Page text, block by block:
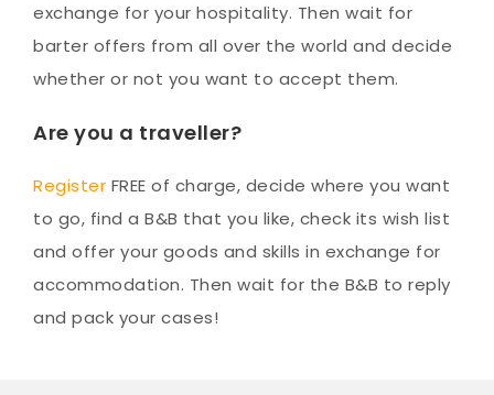
exchange for your hospitality. Then wait for
barter offers from all over the world and decide
whether or not you want to accept them.
Are you a traveller?
Register FREE of charge, decide where you want
to go, find a B&B that you like, check its wish list
and offer your goods and skills in exchange for
accommodation. Then wait for the B&B to reply
and pack your cases!